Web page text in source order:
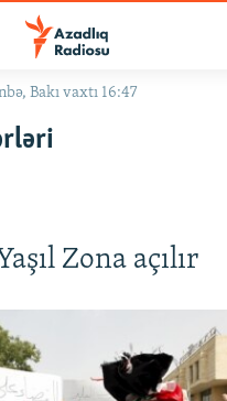
Bakı vaxtı 16:47
Zona açılır